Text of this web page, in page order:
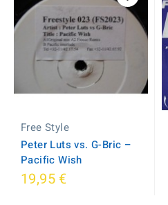
Free Style
Peter Luts vs. G-Bric ‎–
Pacific Wish
19,95 €